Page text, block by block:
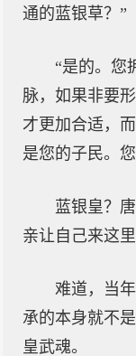
通的蓝银草？”
“是的。您
脉，如果非要
才更加合适，
是您的子民。
蓝银皇？
亲让自己来这里
难道，当
承的本身就不
皇武魂。